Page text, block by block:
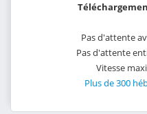
Pas d'attente
Pas d'attente
Vitesse
Plus de 300